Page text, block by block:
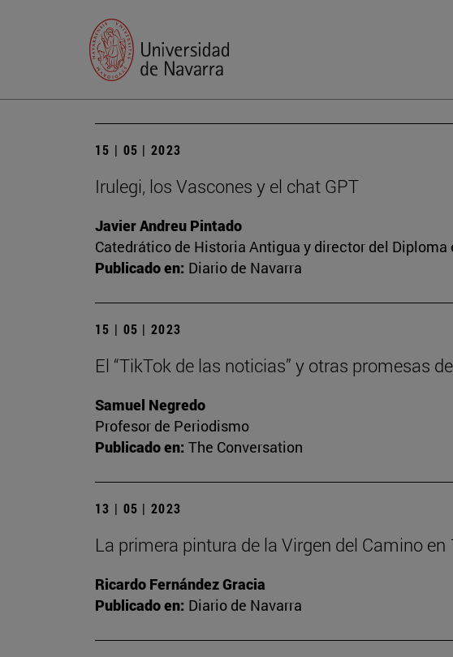
15 | 05 | 2023
Irulegi, los Vascones y el chat GPT
Javier Andreu Pintado
Catedrático de Historia Antigua y director del Diploma
Publicado en: Diario de Navarra
15 | 05 | 2023
El “TikTok de las noticias” y otras promesas
Samuel Negredo
Profesor de Periodismo
Publicado en: The Conversation
13 | 05 | 2023
La primera pintura de la Virgen del Camino en
Ricardo Fernández Gracia
Publicado en: Diario de Navarra